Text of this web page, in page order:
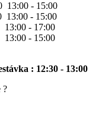
13:00 - 15:00
13:00 - 15:00
13:00 - 17:00
13:00 - 15:00
: 12:30 - 13:00
?